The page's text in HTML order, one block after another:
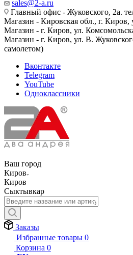
sales@2-a.ru
Главный офис - Жуковского, 2а.
Магазин - Кировская обл., г. Киров,
Магазин - г. Киров, ул.
Магазин - г. Киров, ул. В.
самолетом)
Вконтакте
Telegram
YouTube
Одноклассники
Ваш город
Киров
Киров
Сыктывкар
Заказы
Избранные товары 0
Корзина 0